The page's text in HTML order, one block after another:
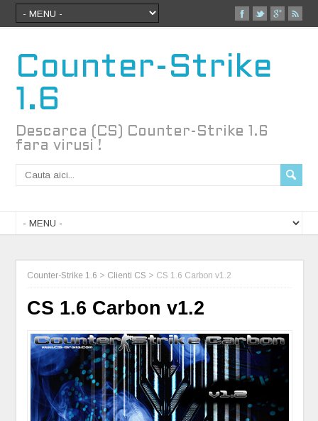
Counter-Strike
1.6
Descarca (CS) Counter-Strike 1.6
fara virusi !
Counter-Strike 1.6 > Clienti CS > CS 1.6 Carbon v1.2
CS 1.6 Carbon v1.2